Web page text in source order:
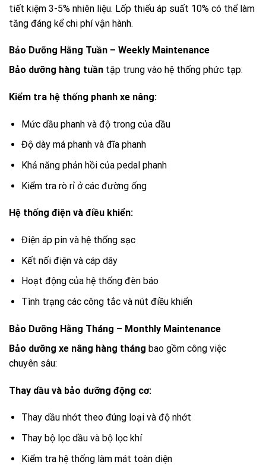
tiết kiệm 3-5% nhiên liệu. Lốp thiếu áp suất 10% có thể làm
tăng đáng kể chi phí vận hành.
Bảo Dưỡng Hằng Tuần – Weekly Maintenance
Bảo dưỡng hàng tuần tập trung vào hệ thống phức tạp:
Kiểm tra hệ thống phanh xe nâng:
Mức dầu phanh và độ trong của dầu
Độ dày má phanh và đĩa phanh
Khả năng phản hồi của pedal phanh
Kiểm tra rò rỉ ở các đường ống
Hệ thống điện và điều khiển:
Điện áp pin và hệ thống sạc
Kết nối điện và cáp dây
Hoạt động của hệ thống đèn báo
Tình trạng các công tắc và nút điều khiển
Bảo Dưỡng Hằng Tháng – Monthly Maintenance
Bảo dưỡng xe nâng hàng tháng bao gồm công việc
chuyên sâu:
Thay dầu và bảo dưỡng động cơ:
Thay dầu nhớt theo đúng loại và độ nhớt
Thay bộ lọc dầu và bộ lọc khí
Kiểm tra hệ thống làm mát toàn diện